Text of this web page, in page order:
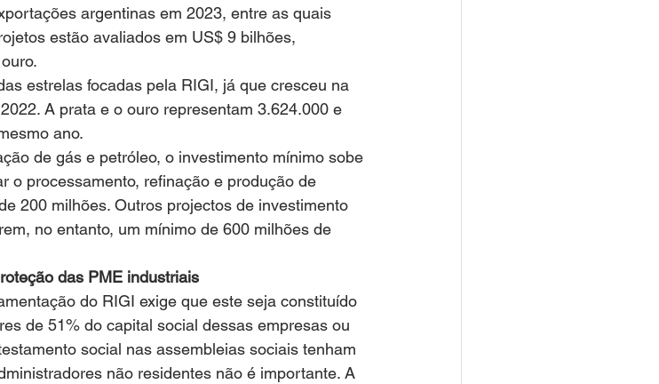
argentinas em 2023, entre as quais
estão avaliados em US$ 9 bilhões,
estrelas focadas pela RIGI, já que cresceu na
A prata e o ouro representam 3.624.000 e
ano.
de gás e petróleo, o investimento mínimo sobe
o processamento, refinação e produção de
200 milhões. Outros projectos de investimento
no entanto, um mínimo de 600 milhões de
das PME industriais
do RIGI exige que este seja constituído
de 51% do capital social dessas empresas ou
social nas assembleias sociais tenham
não residentes não é importante. A